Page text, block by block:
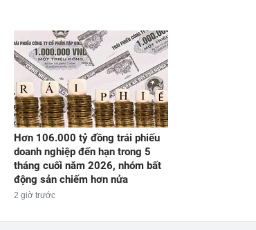
Hơn 106.000 tỷ đồng trái phiếu
doanh nghiệp đến hạn trong 5
tháng cuối năm 2026, nhóm bất
động sản chiếm hơn nửa
2 giờ trước